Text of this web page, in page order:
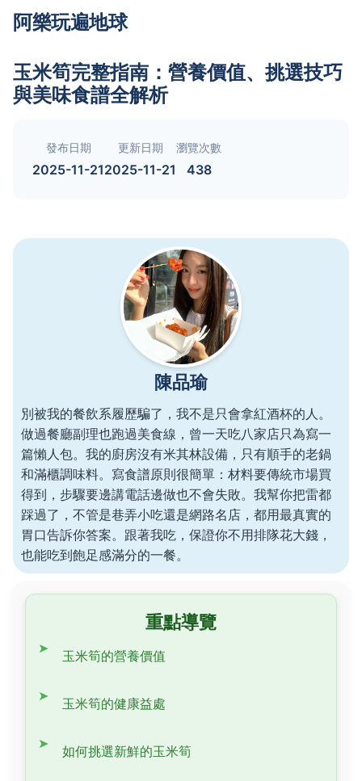
阿樂玩遍地球
玉米筍完整指南：營養價值、挑選技巧
與美味食譜全解析
發布日期
2025-11-21
更新日期
2025-11-21
瀏覽次數
438
陳品瑜
別被我的餐飲系履歷騙了，我不是只會拿紅酒杯的人。
做過餐廳副理也跑過美食線，曾一天吃八家店只為寫一
篇懶人包。我的廚房沒有米其林設備，只有順手的老鍋
和滿櫃調味料。寫食譜原則很簡單：材料要傳統市場買
得到，步驟要邊講電話邊做也不會失敗。我幫你把雷都
踩過了，不管是巷弄小吃還是網路名店，都用最真實的
胃口告訴你答案。跟著我吃，保證你不用排隊花大錢，
也能吃到飽足感滿分的一餐。
重點導覽
玉米筍的營養價值
玉米筍的健康益處
如何挑選新鮮的玉米筍